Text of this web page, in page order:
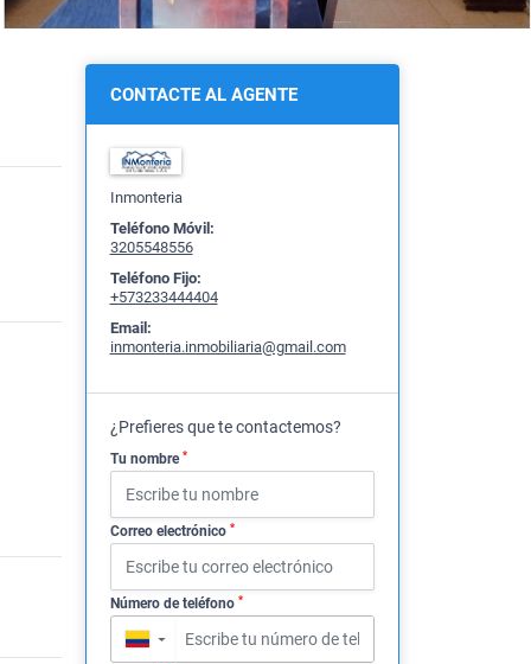
CONTACTE AL AGENTE
Inmonteria
Teléfono Móvil:
3205548556
Teléfono Fijo:
+573233444404
Email:
inmonteria.inmobiliaria@gmail.com
¿Prefieres que te contactemos?
Tu nombre *
Correo electrónico *
Número de teléfono *
▼